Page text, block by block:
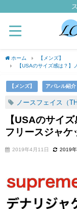
ホーム
【メンズ】
【USAのサイズ感は？】
【メンズ】 アパレル紹
ノースフェイス（
【USAのサイ
フリースジャケ
2019年4月11日 2019